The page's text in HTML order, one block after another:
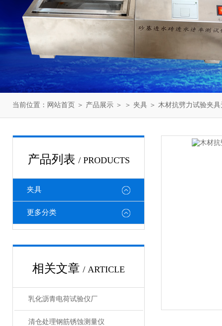
当前位置： 网站首页 ＞ 产品展示 ＞ ＞ 夹具 ＞ 木材抗劈力试验夹
产品列表 / PRODUCTS
夹具
更多分类
相关文章 / ARTICLE
乳化沥青电荷试验仪厂
清仓处理钢筋锈蚀测量仪